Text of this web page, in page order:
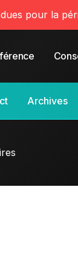
pour la
Archives